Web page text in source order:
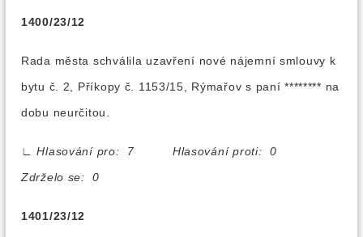
1400/23/12
Rada města schválila uzavření nové nájemní smlouvy k
bytu č. 2, Příkopy č. 1153/15, Rýmařov s paní ******** na
dobu neurčitou.
∟
Hlasování pro: 7 Hlasování proti: 0
Zdrželo se: 0
1401/23/12